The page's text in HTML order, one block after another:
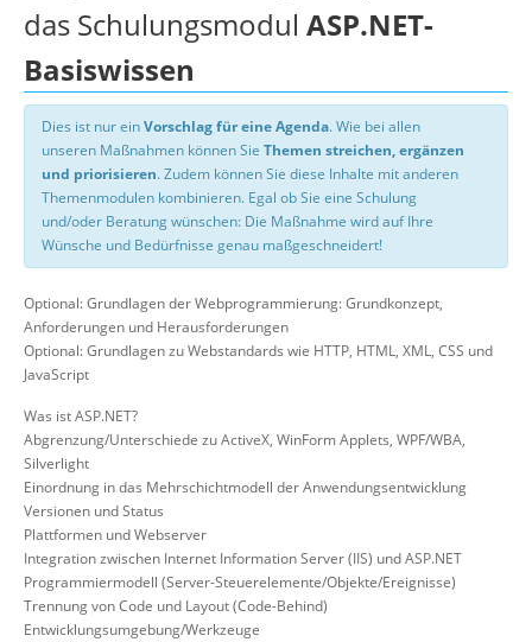
das Schulungsmodul ASP.NET-
Basiswissen
Dies ist nur einVorschlag für eine Agenda. Wie bei allen
unseren Maßnahmen können Sie Themen streichen, ergänzen
und priorisieren. Zudem können Sie diese Inhalte mit anderen
Themenmodulen kombinieren. Egal ob Sie eine Schulung
und/oder Beratung wünschen: Die Maßnahme wird auf Ihre
Wünsche und Bedürfnisse genau maßgeschneidert!
Optional: Grundlagen der Webprogrammierung: Grundkonzept,
Anforderungen und Herausforderungen
Optional: Grundlagen zu Webstandards wie HTTP, HTML, XML, CSS und
JavaScript
Was ist ASP.NET?
Abgrenzung/Unterschiede zu ActiveX, WinForm Applets, WPF/WBA,
Silverlight
Einordnung in das Mehrschichtmodell der Anwendungsentwicklung
Versionen und Status
Plattformen und Webserver
Integration zwischen Internet Information Server (IIS) und ASP.NET
Programmiermodell (Server-Steuerelemente/Objekte/Ereignisse)
Trennung von Code und Layout (Code-Behind)
Entwicklungsumgebung/Werkzeuge